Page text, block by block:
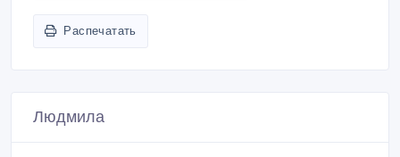
Распечатать
Людмила